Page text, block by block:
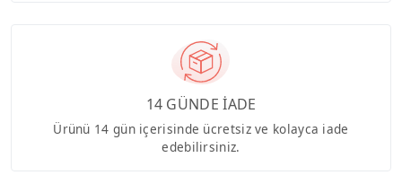
14 GÜNDE İADE
Ürünü 14 gün içerisinde ücretsiz ve kolayca iade
edebilirsiniz.